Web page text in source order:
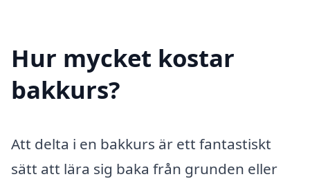
Hur mycket kostar
bakkurs?
Att delta i en bakkurs är ett fantastiskt
sätt att lära sig baka från grunden eller